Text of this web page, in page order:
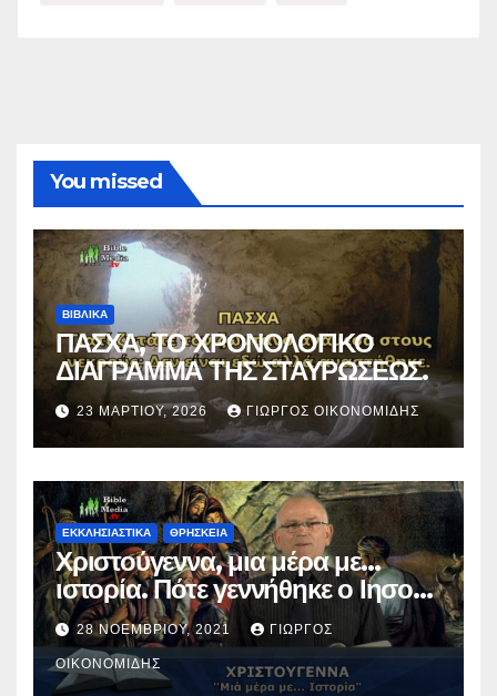
You missed
ΒΙΒΛΙΚΑ
ΠΑΣΧΑ, ΤΟ ΧΡΟΝΟΛΟΓΙΚΟ
ΔΙΑΓΡΑΜΜΑ ΤΗΣ ΣΤΑΥΡΩΣΕΩΣ.
23 ΜΑΡΤΊΟΥ, 2026 ΓΙΏΡΓΟΣ ΟΙΚΟΝΟΜΊΔΗΣ
ΕΚΚΛΗΣΙΑΣΤΙΚΑ ΘΡΗΣΚΕΙΑ
Χριστούγεννα, μια μέρα με…
ιστορία. Πότε γεννήθηκε ο Ιησούς
Χριστός; (Βίντεο).
28 ΝΟΕΜΒΡΊΟΥ, 2021 ΓΙΏΡΓΟΣ
ΟΙΚΟΝΟΜΊΔΗΣ